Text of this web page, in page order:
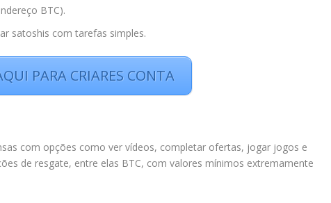
BTC).
satoshis com tarefas simples.
PARA CRIARES CONTA
com opções como ver vídeos, completar ofertas, jogar jogos e
de resgate, entre elas BTC, com valores mínimos extremamente